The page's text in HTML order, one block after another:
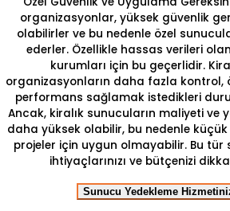
organizasyonlar, yüksek güvenlik
olabilirler ve bu nedenle özel
ederler. Özellikle hassas verileri
kurumları için bu geçerlidir.
organizasyonların daha fazla kontrol,
performans sağlamak istedikleri
Ancak, kiralık sunucuların maliyeti ve
daha yüksek olabilir, bu nedenle
projeler için uygun olmayabilir. Bu tür
ihtiyaçlarınızı ve bütçenizi
Sunucu Yedekleme